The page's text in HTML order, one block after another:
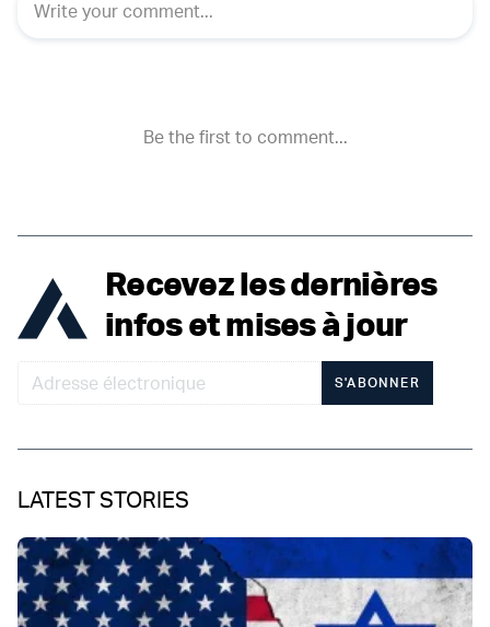
Recevez les dernières
infos et mises à jour
S'ABONNER
LATEST STORIES